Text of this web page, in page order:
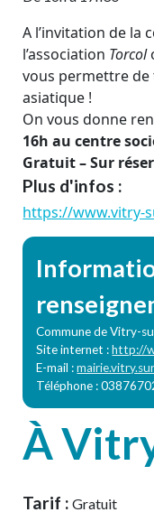
A l’invitation de la
l’association Torcol
vous permettre
asiatique !
On vous donne
16h au centre
Gratuit – Sur
Plus d'infos :
https://www.vitry-
Commune de Vitry-
Site internet :http://
E-mail :
Téléphone :
À
Tarif : Gratuit